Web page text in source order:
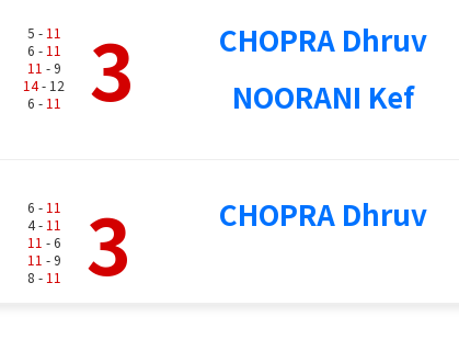
5 - 11
6 - 11
11 - 9
14- 12
6 - 11 3
CHOPRA Dhruv
NOORANI Kef
6 - 11
4 - 11
11 - 6
11 - 9
8 - 11 3 CHOPRA Dhruv